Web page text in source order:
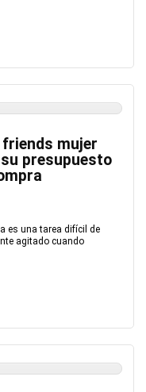
mujer
presupuesto
es una tarea difícil de
agitado cuando